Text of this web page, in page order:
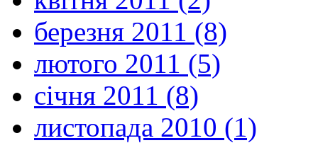
березня 2011 (8)
лютого 2011 (5)
січня 2011 (8)
листопада 2010 (1)